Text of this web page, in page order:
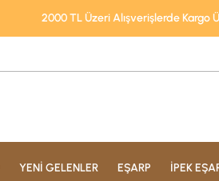
2000 TL Üzeri Alışverişlerde Kargo
YENİ GELENLER EŞARP İPEK